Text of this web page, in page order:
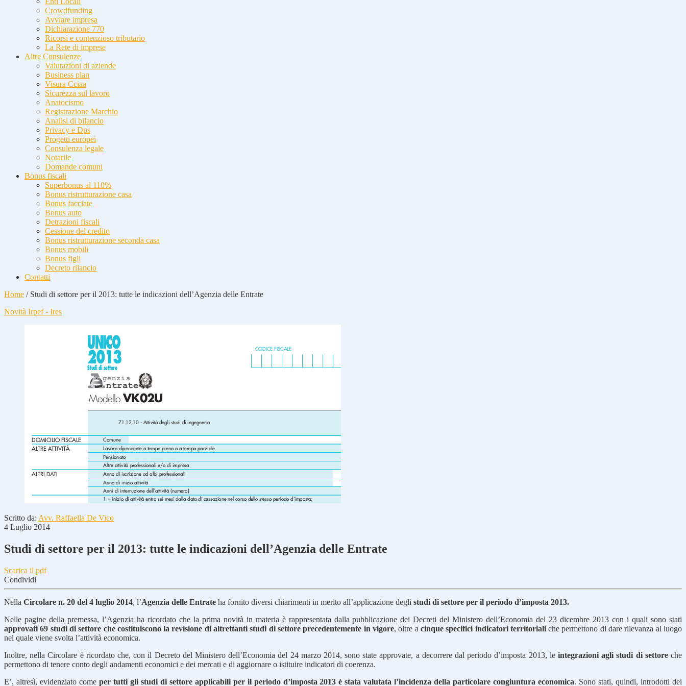
Crowdfunding
Avviare impresa
Dichiarazione 770
Ricorsi e contenzioso tributario
La Rete di imprese
Altre Consulenze
Valutazioni di aziende
Business plan
Visura Cciaa
Sicurezza sul lavoro
Anatocismo
Registrazione Marchio
Analisi di bilancio
Privacy e Dps
Progetti europei
Consulenza legale
Notarile
Domande comuni
Bonus fiscali
Superbonus al 110%
Bonus ristrutturazione casa
Bonus facciate
Bonus auto
Detrazioni fiscali
Cessione del credito
Bonus ristrutturazione seconda casa
Bonus mobili
Bonus figli
Decreto rilancio
Contatti
Home / Studi di settore per il 2013: tutte le indicazioni dell’Agenzia delle Entrate
Novità Irpef - Ires
Scritto da: Avv. Raffaella De Vico
4 Luglio 2014
Studi di settore per il 2013: tutte le indicazioni dell’Agenzia delle Entrate
Scarica il pdf
Condividi
Nella Circolare n. 20 del 4 luglio 2014, l’Agenzia delle Entrate ha fornito diversi chiarimenti in merito all’applicazione degli studi di settore per il periodo d’imposta 2013.
Nelle pagine della premessa, l’Agenzia ha ricordato che la prima novità in materia è rappresentata dalla pubblicazione dei Decreti del Ministero dell’Economia del 23 dicembre 2013 con i quali sono stati
approvati 69 studi di settore che costituiscono la revisione di altrettanti studi di settore precedentemente in vigore, oltre a cinque specifici indicatori territorialiche permettono di dare rilevanza al luogo
nel quale viene svolta l’attività economica.
Inoltre, nella Circolare è ricordato che, con il Decreto del Ministero dell’Economia del 24 marzo 2014, sono state approvate, a decorrere dal periodo d’imposta 2013, leintegrazioni agli studi di settoreche
permettono di tenere conto degli andamenti economici e dei mercati e di aggiornare o istituire indicatori di coerenza.
E’, altresì, evidenziato come per tutti gli studi di settore applicabili per il periodo d’imposta 2013 è stata valutata l’incidenza della particolare congiuntura economica. Sono stati, quindi, introdotti dei